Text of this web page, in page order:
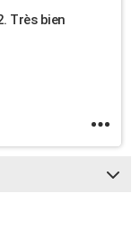
Très bien